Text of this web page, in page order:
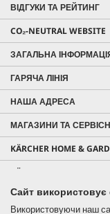
Сайт
Використовуючи наш
ВІДГУКИ ТА РЕЙТИНГ
CO₂-NEUTRAL WEBSITE
ЗАГАЛЬНА
ГАРЯЧА ЛІНІЯ
НАША АДРЕСА
МАГАЗИНИ ТА
KÄRCHER HOME &
KÄRCHER PROFESSIONAL